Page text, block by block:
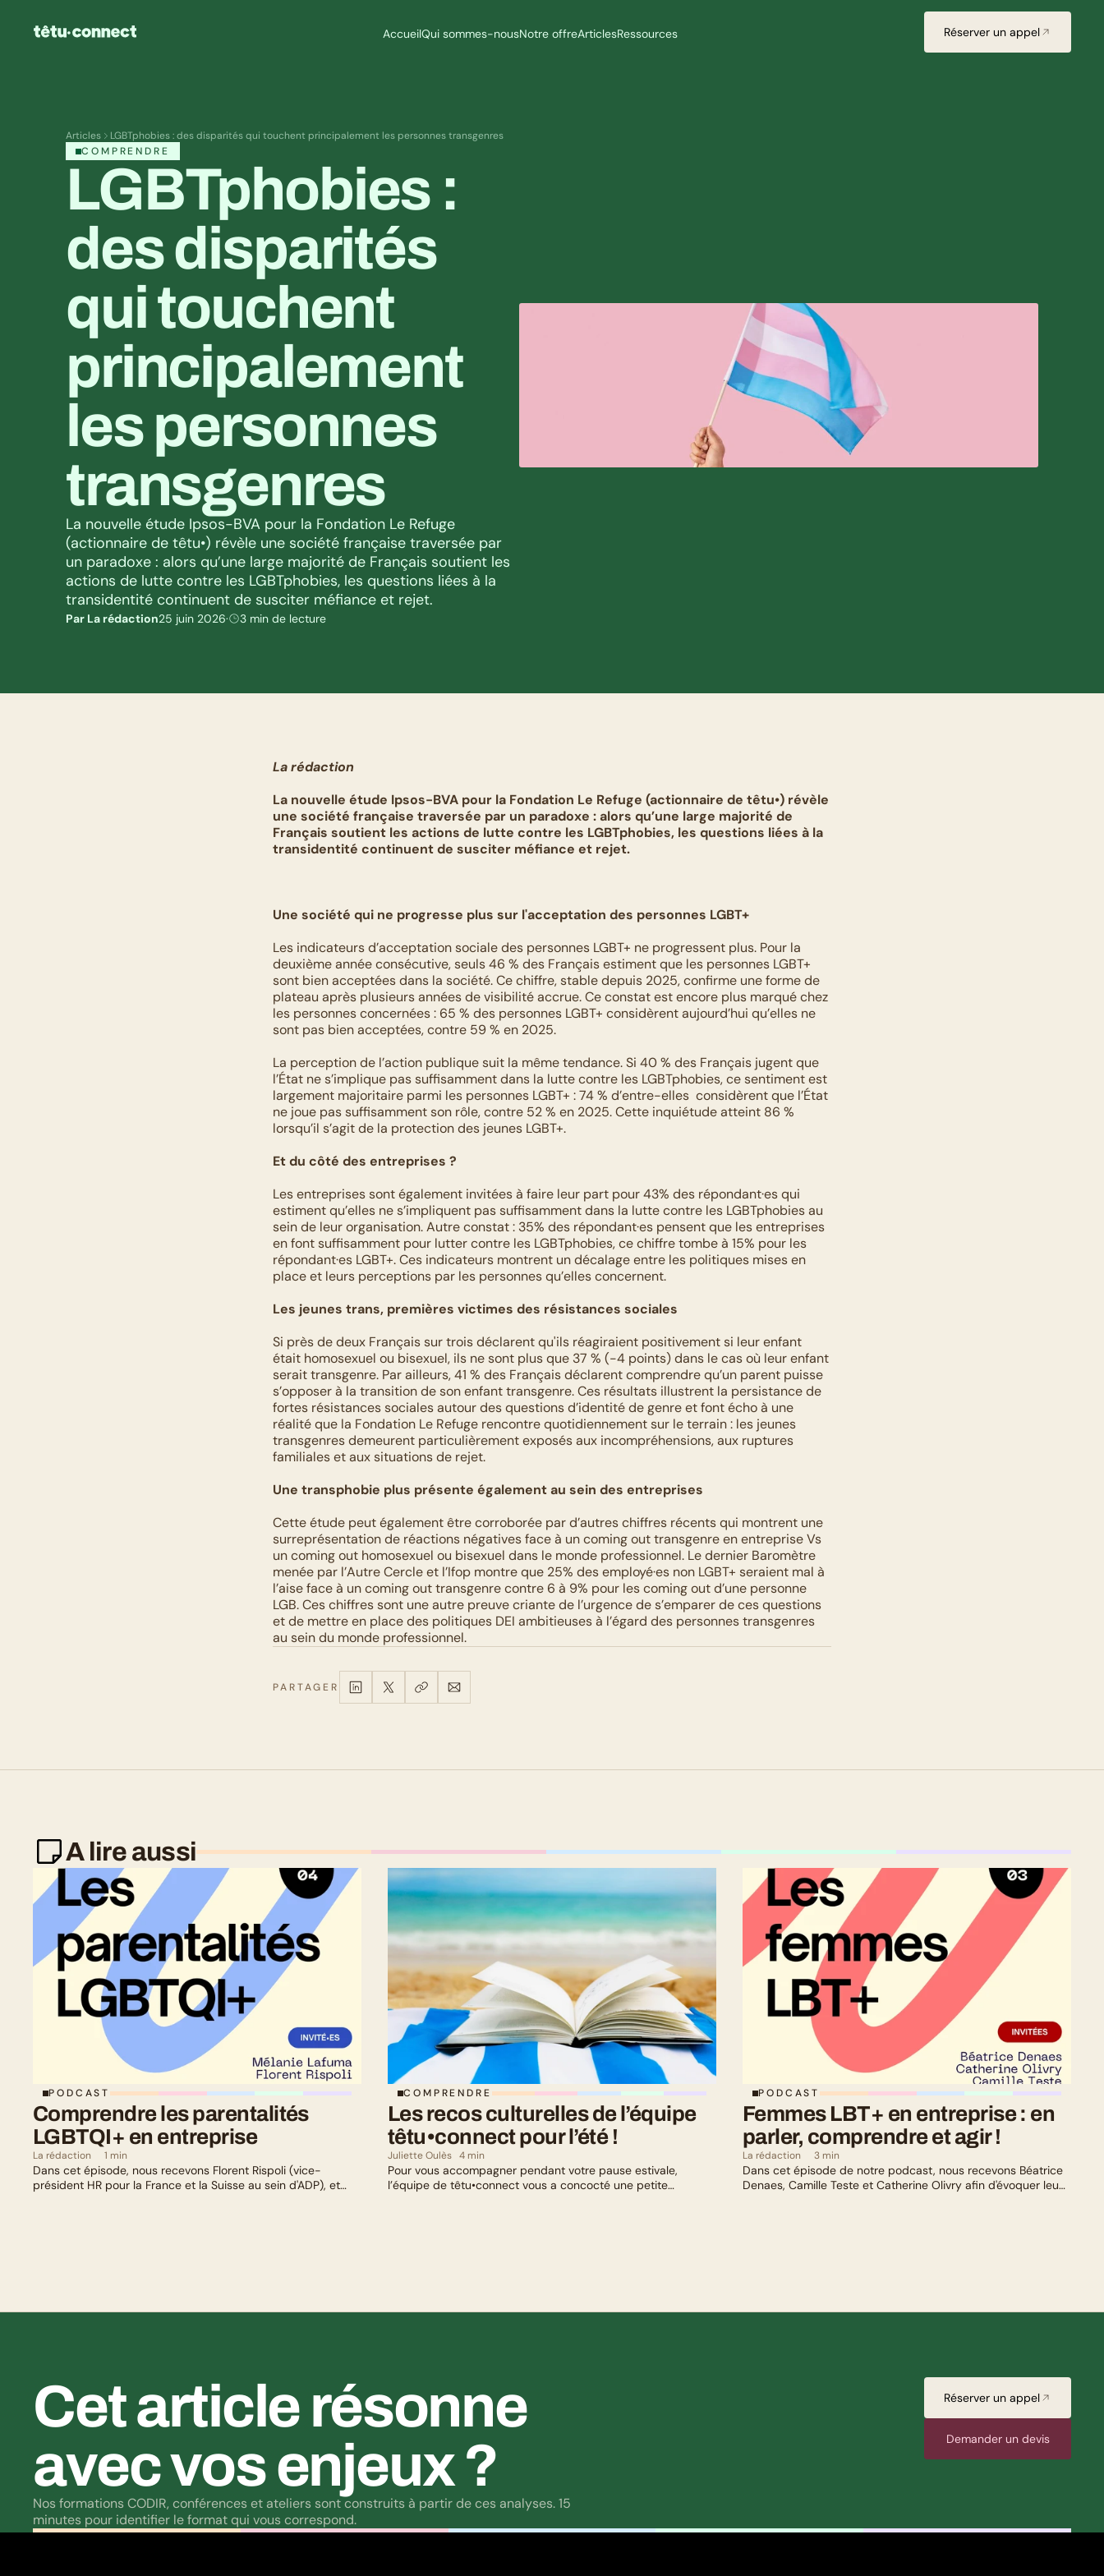
AccueilQui sommes-nousNotre offreArticlesRessources Réserver un appel
Articles
LGBTphobies : des disparités qui touchent principalement les personnes transgenres
COMPRENDRE
LGBTphobies :
des disparités
qui touchent
principalement
les personnes
transgenres
La nouvelle étude Ipsos-BVA pour la Fondation Le Refuge
(actionnaire de têtu•) révèle une société française traversée par
un paradoxe : alors qu’une large majorité de Français soutient les
actions de lutte contre les LGBTphobies, les questions liées à la
transidentité continuent de susciter méfiance et rejet.
Par La rédaction25 juin 2026· 3 min de lecture
La rédaction
La nouvelle étude Ipsos-BVA pour la Fondation Le Refuge (actionnaire de têtu•) révèle
une société française traversée par un paradoxe : alors qu’une large majorité de
Français soutient les actions de lutte contre les LGBTphobies, les questions liées à la
transidentité continuent de susciter méfiance et rejet.
Une société qui ne progresse plus sur l'acceptation des personnes LGBT+
Les indicateurs d’acceptation sociale des personnes LGBT+ ne progressent plus. Pour la
deuxième année consécutive, seuls 46 % des Français estiment que les personnes LGBT+
sont bien acceptées dans la société. Ce chiffre, stable depuis 2025, confirme une forme de
plateau après plusieurs années de visibilité accrue. Ce constat est encore plus marqué chez
les personnes concernées : 65 % des personnes LGBT+ considèrent aujourd’hui qu’elles ne
sont pas bien acceptées, contre 59 % en 2025.
La perception de l’action publique suit la même tendance. Si 40 % des Français jugent que
l’État ne s’implique pas suffisamment dans la lutte contre les LGBTphobies, ce sentiment est
largement majoritaire parmi les personnes LGBT+ : 74 % d’entre-elles  considèrent que l’État
ne joue pas suffisamment son rôle, contre 52 % en 2025. Cette inquiétude atteint 86 %
lorsqu’il s’agit de la protection des jeunes LGBT+.
Et du côté des entreprises ?
Les entreprises sont également invitées à faire leur part pour 43% des répondant·es qui
estiment qu’elles ne s’impliquent pas suffisamment dans la lutte contre les LGBTphobies au
sein de leur organisation. Autre constat : 35% des répondant·es pensent que les entreprises
en font suffisamment pour lutter contre les LGBTphobies, ce chiffre tombe à 15% pour les
répondant·es LGBT+. Ces indicateurs montrent un décalage entre les politiques mises en
place et leurs perceptions par les personnes qu’elles concernent.
Les jeunes trans, premières victimes des résistances sociales
Si près de deux Français sur trois déclarent qu'ils réagiraient positivement si leur enfant
était homosexuel ou bisexuel, ils ne sont plus que 37 % (-4 points) dans le cas où leur enfant
serait transgenre. Par ailleurs, 41 % des Français déclarent comprendre qu’un parent puisse
s’opposer à la transition de son enfant transgenre. Ces résultats illustrent la persistance de
fortes résistances sociales autour des questions d’identité de genre et font écho à une
réalité que la Fondation Le Refuge rencontre quotidiennement sur le terrain : les jeunes
transgenres demeurent particulièrement exposés aux incompréhensions, aux ruptures
familiales et aux situations de rejet.
Une transphobie plus présente également au sein des entreprises
Cette étude peut également être corroborée par d’autres chiffres récents qui montrent une
surreprésentation de réactions négatives face à un coming out transgenre en entreprise Vs
un coming out homosexuel ou bisexuel dans le monde professionnel. Le dernier Baromètre
menée par l’Autre Cercle et l’Ifop montre que 25% des employé·es non LGBT+ seraient mal à
l’aise face à un coming out transgenre contre 6 à 9% pour les coming out d’une personne
LGB. Ces chiffres sont une autre preuve criante de l’urgence de s’emparer de ces questions
et de mettre en place des politiques DEI ambitieuses à l’égard des personnes transgenres
au sein du monde professionnel.
PARTAGER
A lire aussi
PODCAST
Comprendre les parentalités
LGBTQI+ en entreprise
La rédaction 1 min
Dans cet épisode, nous recevons Florent Rispoli (vice-
président HR pour la France et la Suisse au sein d'ADP), et
COMPRENDRE
Les recos culturelles de l’équipe
têtu•connect pour l’été !
Juliette Oulès 4 min
Pour vous accompagner pendant votre pause estivale,
l’équipe de têtu•connect vous a concocté une petite
PODCAST
Femmes LBT+ en entreprise : en
parler, comprendre et agir !
La rédaction 3 min
Dans cet épisode de notre podcast, nous recevons Béatrice
Denaes, Camille Teste et Catherine Olivry afin d'évoquer leurs
Cet article résonne
avec vos enjeux ?
Nos formations CODIR, conférences et ateliers sont construits à partir de ces analyses. 15
minutes pour identifier le format qui vous correspond.
Réserver un appel
Demander un devis